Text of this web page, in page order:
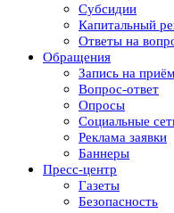
Субсидии
Капитальный
Ответы на
Обращения
Запись на приём
Вопрос-ответ
Опросы
Социальные
Реклама заявки
Баннеры
Пресс-центр
Газеты
Безопасность